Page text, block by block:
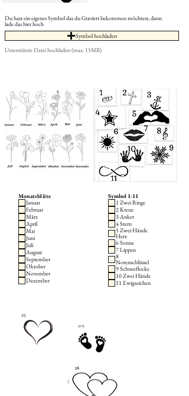
Du hast ein eigenes Symbol das du Graviert bekommen möchtest, dann
lade das hier hoch
Symbol hochladen
Unterstützte Datei hochladen (max. 15MB)
Monatsblüte
Januar
Februar
März
April
Mai
Juni
Juli
August
September
Oktober
November
Dezember
Symbol 1-11
1 Zwei Ringe
2 Kreuz
3 Anker
4 Stern
5 Zwei Hände
Herz
6 Sonne
7 Lippen
8
Notenschlüssel
9 Schneeflocke
10 Zwei Hände
11 Ewigzeichen